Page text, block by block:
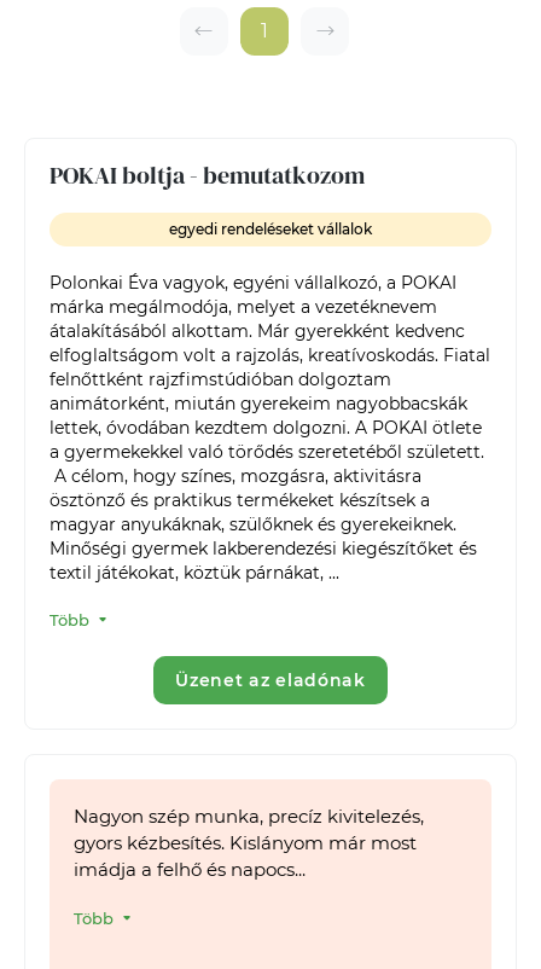
POKAI boltja - bemutatkozom
egyedi rendeléseket vállalok
Polonkai Éva vagyok, egyéni vállalkozó, a POKAI
márka megálmodója, melyet a vezetéknevem
átalakításából alkottam. Már gyerekként kedvenc
elfoglaltságom volt a rajzolás, kreatívoskodás. Fiatal
felnőttként rajzfimstúdióban dolgoztam
animátorként, miután gyerekeim nagyobbacskák
lettek, óvodában kezdtem dolgozni. A POKAI ötlete
a gyermekekkel való törődés szeretetéből született.
ösztönző és praktikus termékeket készítsek a
magyar anyukáknak, szülőknek és gyerekeiknek.
Minőségi gyermek lakberendezési kiegészítőket és
textil játékokat, köztük párnákat, ...
Több
Üzenet az eladónak
Nagyon szép munka, precíz kivitelezés,
gyors kézbesítés. Kislányom már most
imádja a felhő és napocs...
Több
1